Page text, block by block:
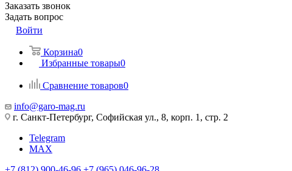
Заказать звонок
Задать вопрос
Войти
Корзина0
Избранные товары0
Сравнение товаров0
info@garo-mag.ru
г. Санкт-Петербург, Софийская ул., 8, корп. 1, стр. 2
Telegram
MAX